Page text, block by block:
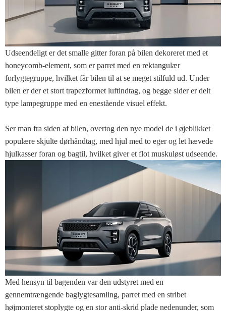
Udseendeligt er det smalle gitter foran på bilen dekoreret med et
honeycomb-element, som er parret med en rektangulær
forlygtegruppe, hvilket får bilen til at se meget stilfuld ud. Under
bilen er der et stort trapezformet luftindtag, og begge sider er delt
type lampegruppe med en enestående visuel effekt.
Ser man fra siden af ​​bilen, overtog den nye model de i øjeblikket
populære skjulte dørhåndtag, med hjul med to eger og let hævede
hjulkasser foran og bagtil, hvilket giver et flot muskuløst udseende.
Med hensyn til bagenden var den udstyret med en
gennemtrængende baglygtesamling, parret med en stribet
højmonteret stoplygte og en stor anti-skrid plade nedenunder, som